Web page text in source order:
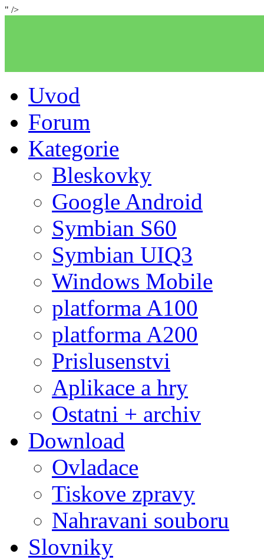
" />
Uvod
Forum
Kategorie
Bleskovky
Google Android
Symbian S60
Symbian UIQ3
Windows Mobile
platforma A100
platforma A200
Prislusenstvi
Aplikace a hry
Ostatni + archiv
Download
Ovladace
Tiskove zpravy
Nahravani souboru
Slovniky